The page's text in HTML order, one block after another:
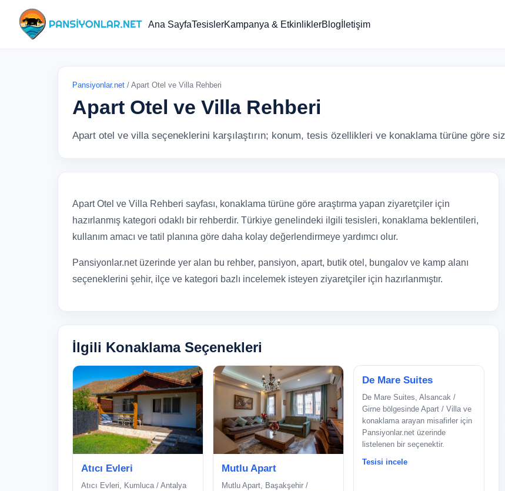
Ana SayfaTesislerKampanya & EtkinliklerBlog İletişim
Pansiyonlar.net / Apart Otel ve Villa Rehberi
Apart Otel ve Villa Rehberi
Apart otel ve villa seçeneklerini karşılaştırın; konum, tesis özellikleri ve konaklama türüne göre
Apart Otel ve Villa Rehberi sayfası, konaklama türüne göre araştırma yapan ziyaretçiler için
hazırlanmış kategori odaklı bir rehberdir. Türkiye genelindeki ilgili tesisleri, konaklama beklentileri,
kullanım amacı ve tatil planına göre daha kolay değerlendirmeye yardımcı olur.
Pansiyonlar.net üzerinde yer alan bu rehber, pansiyon, apart, butik otel, bungalov ve kamp alanı
seçeneklerini şehir, ilçe ve kategori bazlı incelemek isteyen ziyaretçiler için hazırlanmıştır.
İlgili Konaklama Seçenekleri
Atıcı Evleri
Atıcı Evleri, Kumluca / Antalya
Mutlu Apart
Mutlu Apart, Başakşehir /
De Mare Suites
De Mare Suites, Alsancak /
Girne bölgesinde Apart / Villa ve
konaklama arayan misafirler için
Pansiyonlar.net üzerinde
listelenen bir seçenektir.
Tesisi incele